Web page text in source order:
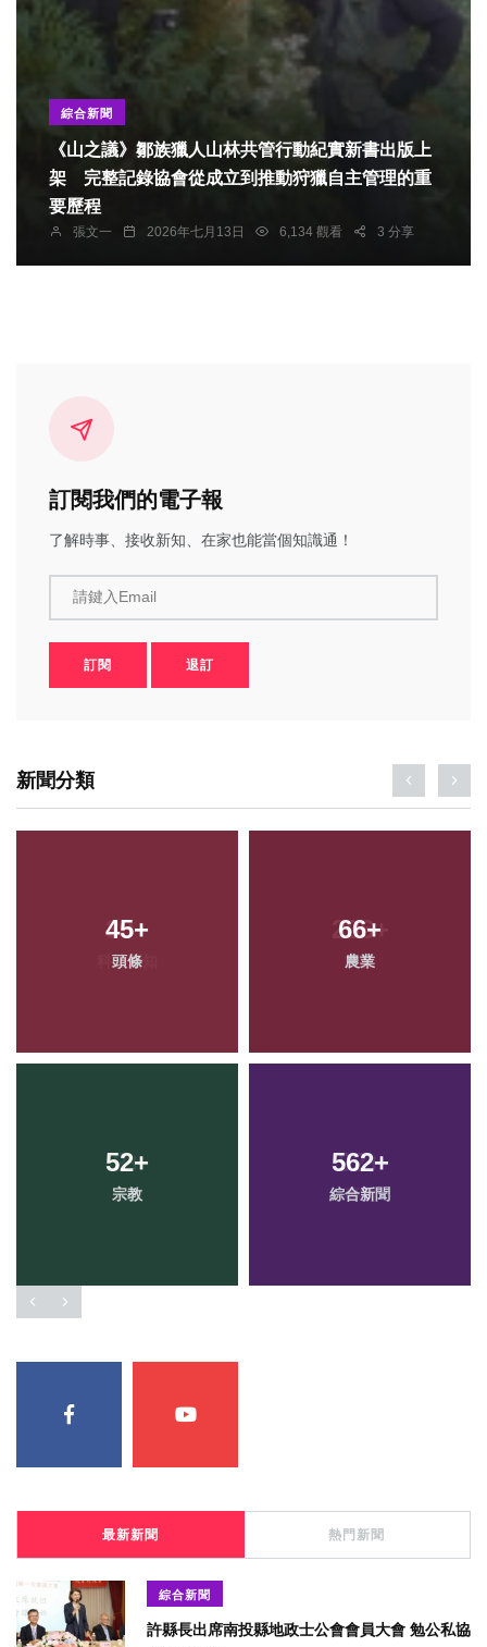
綜合新聞
《山之議》鄒族獵人山林共管行動紀實新書出版上
架 完整記錄協會從成立到推動狩獵自主管理的重
要歷程
張文一 2026年七月13日 6,134 觀看 3 分享
訂閱我們的電子報
了解時事、接收新知、在家也能當個知識通！
請鍵入Email
訂閱 退訂
新聞分類
45+
頭條
66+
農業
52+
宗教
562+
綜合新聞
最新新聞 熱門新聞
綜合新聞
許縣長出席南投縣地政士公會會員大會 勉公私協